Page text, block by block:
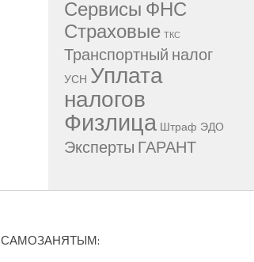
Сервисы ФНС
Страховые ТКС
Транспортный налог
УСН Уплата
налогов
Физлица Штраф ЭДО
Эксперты ГАРАНТ
САМОЗАНЯТЫМ: